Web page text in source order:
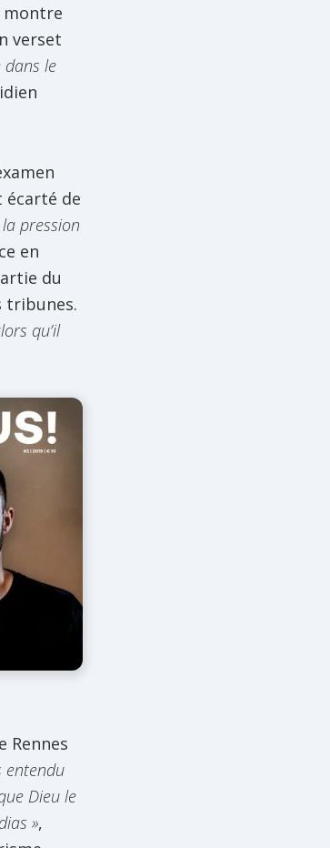
montre
verset
dans le
écarté de
pression
en
du
tribunes.
qu’il
Rennes
entendu
Dieu le
»,